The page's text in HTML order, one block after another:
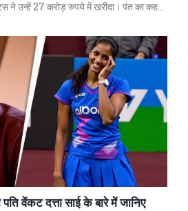
ने उन्हें 27 करोड़ रुपये में खरीदा। पंत का कहना
वेंकट दत्ता साई के बारे में जानिए